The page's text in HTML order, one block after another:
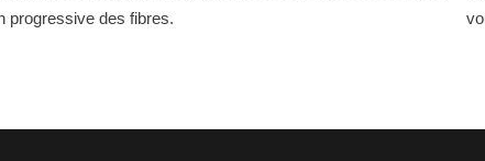
progressive des fibres.